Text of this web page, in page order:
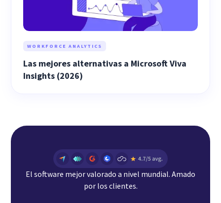
WORKFORCE ANALYTICS
Las mejores alternativas a Microsoft Viva
Insights (2026)
El software mejor valorado a nivel mundial. Amado
por los clientes.